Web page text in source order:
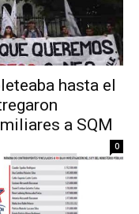
hasta el
a SQM
0